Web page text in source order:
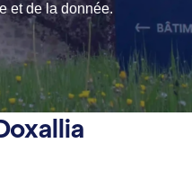
et de la donnée.